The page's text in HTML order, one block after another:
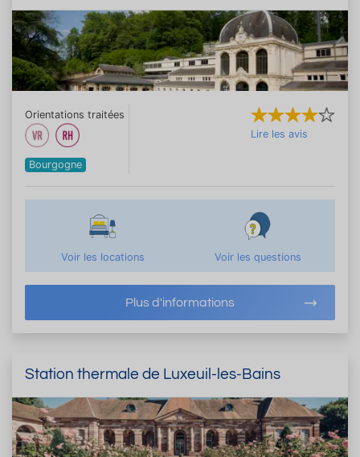
Orientations traitées
Bourgogne
Lire les avis
Voir les locations Voir les questions
Plus d'informations
Station thermale de Luxeuil-les-Bains